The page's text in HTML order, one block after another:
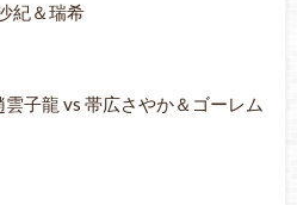
紀＆瑞希
子龍 vs 帯広さやか＆ゴーレム